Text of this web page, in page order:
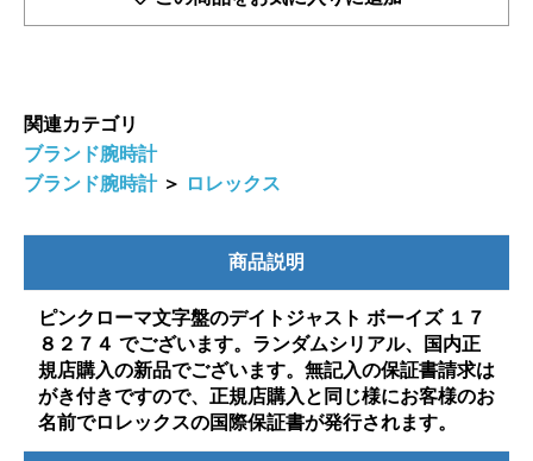
関連カテゴリ
ブランド腕時計
ブランド腕時計 ＞ ロレックス
商品説明
ピンクローマ文字盤のデイトジャスト ボーイズ １７
８２７４ でございます。ランダムシリアル、国内正
規店購入の新品でございます。無記入の保証書請求は
がき付きですので、正規店購入と同じ様にお客様のお
名前でロレックスの国際保証書が発行されます。